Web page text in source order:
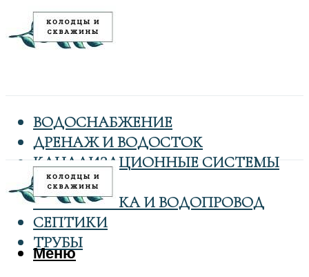
ВОДОСНАБЖЕНИЕ
ДРЕНАЖ И ВОДОСТОК
КАНАЛИЗАЦИОННЫЕ СИСТЕМЫ
КОЛОДЦЫ
САНТЕХНИКА И ВОДОПРОВОД
СЕПТИКИ
ТРУБЫ
Меню